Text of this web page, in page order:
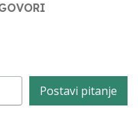
Postavi pitanje